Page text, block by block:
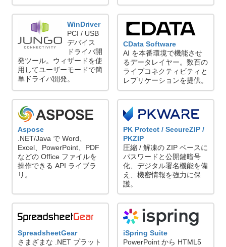
WinDriver
PCI / USB
デバイス
ドライバ開
発ツール。ウィザードを使
用してユーザーモードで簡
単ドライバ開発。
CData Software
AI を本番環境で機能させ
るデータレイヤー。数百の
ライブコネクティビティと
レプリケーションを提供。
Aspose
.NET/Java で Word、
Excel、PowerPoint、PDF
などの Office ファイルを
操作できる API ライブラ
リ。
PK Protect / SecureZIP /
PKZIP
圧縮 / 解凍の ZIP ベースに
パスワードと公開鍵暗号
化、デジタル署名機能を備
え、機密情報を強力に保
護。
SpreadsheetGear
さまざまな .NET プラット
iSpring Suite
PowerPoint から HTML5